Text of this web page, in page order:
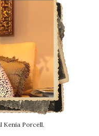
Kenia Porcell.